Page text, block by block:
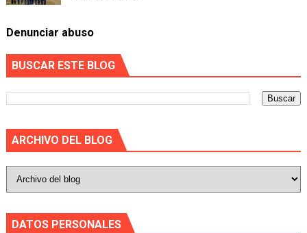
Denunciar abuso
BUSCAR ESTE BLOG
ARCHIVO DEL BLOG
DATOS PERSONALES